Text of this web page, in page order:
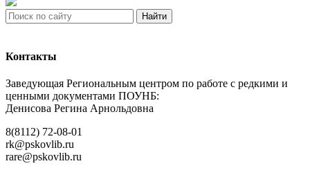
Найти
Контакты
Заведующая Региональным центром по работе с редкими и
ценными документами ПОУНБ:
Денисова Регина Арнольдовна
8(8112) 72-08-01
rk@pskovlib.ru
rare@pskovlib.ru